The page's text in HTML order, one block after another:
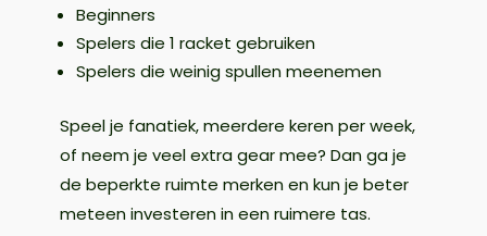
Beginners
Spelers die 1 racket gebruiken
Spelers die weinig spullen meenemen
Speel je fanatiek, meerdere keren per week,
of neem je veel extra gear mee? Dan ga je
de beperkte ruimte merken en kun je beter
meteen investeren in een ruimere tas.